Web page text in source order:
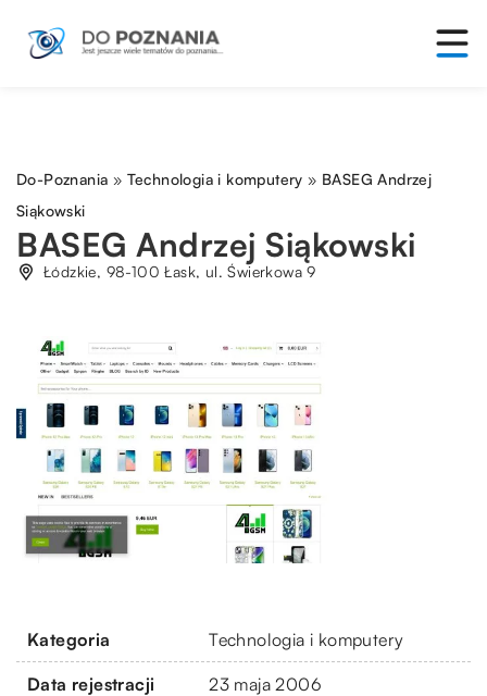
Do-Poznania » Technologia i komputery » BASEG Andrzej
Siąkowski
BASEG Andrzej Siąkowski
Łódzkie, 98-100 Łask, ul. Świerkowa 9
Kategoria Technologia i komputery
Data rejestracji
23 maja 2006